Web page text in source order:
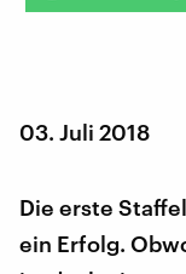
03. Juli 2018
Die erste
ein Erfolg.